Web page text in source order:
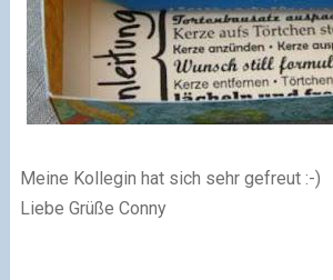
Meine Kollegin hat sich sehr gefreut :-)
Liebe Grüße Conny